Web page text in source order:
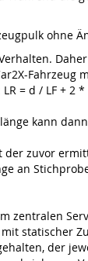
ohne
= d / LF + 2
kann
zuvor
an
zentralen
statischer
der